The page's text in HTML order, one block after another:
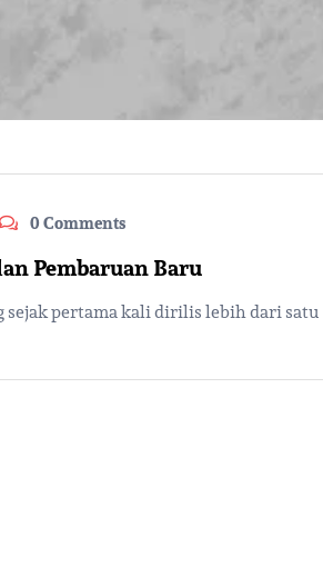
0 Comments
Pembaruan Baru
pertama kali dirilis lebih dari satu